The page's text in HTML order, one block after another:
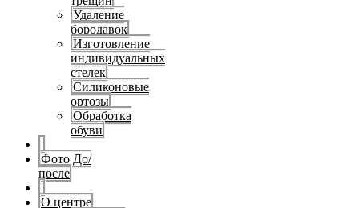
Удаление
бородавок
Изготовление
индивидуальных
стелек
Силиконовые
ортозы
Обработка
обуви
|
Фото До/
после
|
О центре